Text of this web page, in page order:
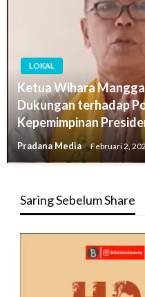
LOKAL
Ketua Wihara
Dukungan terhadap
Kepemimpinan
Pradana Media Februari 2,
Saring Sebelum Share